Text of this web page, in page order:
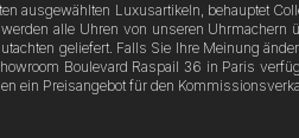
Luxusartikeln, behauptet
alle Uhren von unseren Uhrmachern
geliefert. Falls Sie Ihre Meinung
Boulevard Raspail 36 in Paris
ein Preisangebot für den